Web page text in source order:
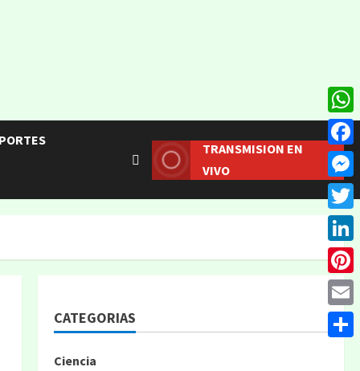
TRANSMISION EN
VIVO
CATEGORIAS
Ciencia
Email